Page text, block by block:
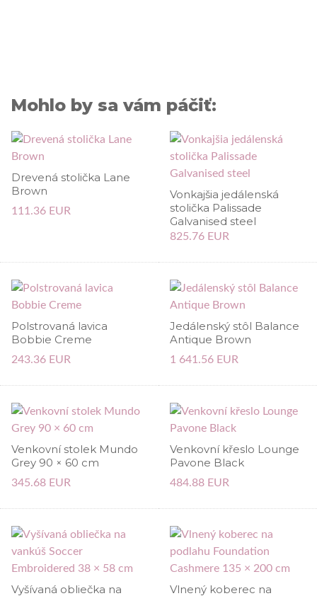
Mohlo by sa vám páčiť:
Drevená stolička Lane
Brown
111.36 EUR
Vonkajšia jedálenská
stolička Palissade
Galvanised steel
825.76 EUR
Polstrovaná lavica
Bobbie Creme
243.36 EUR
Jedálenský stôl Balance
Antique Brown
1 641.56 EUR
Venkovní stolek Mundo
Grey 90 × 60 cm
345.68 EUR
Venkovní křeslo Lounge
Pavone Black
484.88 EUR
Vyšívaná obliečka na Vlnený koberec na